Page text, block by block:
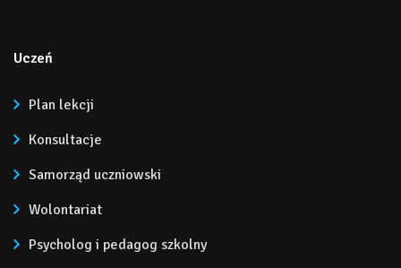
Uczeń
Plan lekcji
Konsultacje
Samorząd uczniowski
Wolontariat
Psycholog i pedagog szkolny